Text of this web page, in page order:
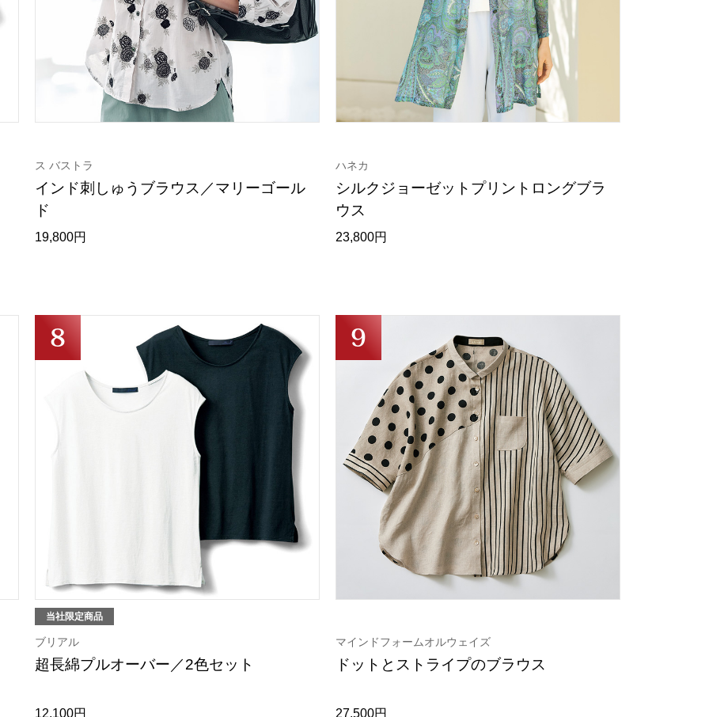
ス バストラ
インド刺しゅうブラウス／マリーゴール
ド
19,800円
ハネカ
シルクジョーゼットプリントロングブラ
ウス
23,800円
当社限定商品
ブリアル
超長綿プルオーバー／2色セット
12,100円
マインドフォームオルウェイズ
ドットとストライプのブラウス
27,500円